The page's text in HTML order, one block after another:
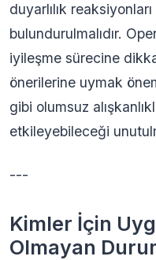
duyarlılık
bulundurulmalıdır.
iyileşme sürecine
önerilerine uymak
gibi olumsuz
etkileyebileceği
---
Kimler İçin
Olmayan